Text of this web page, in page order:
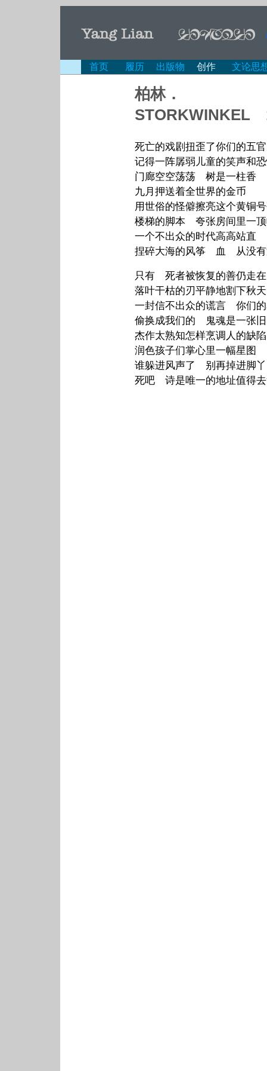
首页 履历 出版物 创作 文论思
柏林．
STORKWINKEL
死亡的戏剧扭歪了你们的五
记得一阵孱弱儿童的笑声和
门廊空空荡荡 树是一柱香
九月押送着全世界的金币
用世俗的怪僻擦亮这个黄铜
楼梯的脚本 夸张房间里一
一个不出众的时代高高站直
捏碎大海的风筝 血 从没有
只有 死者被恢复的善仍走
落叶干枯的刃平静地割下秋天
一封信不出众的谎言 你们
偷换成我们的 鬼魂是一张
杰作太熟知怎样烹调人的缺陷
润色孩子们掌心里一幅星图
谁躲进风声了 别再掉进脚
死吧 诗是唯一的地址值得